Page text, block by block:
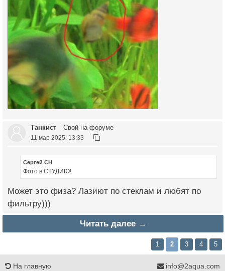
Танкист Свой на форуме
11 мар 2025, 13:33
Сергей СН
Фото в СТУДИЮ!
Может это физа? Лазиют по стеклам и любят по
фильтру)))
Читать далее →
1 2 3 4 5
На главную info@2aqua.com